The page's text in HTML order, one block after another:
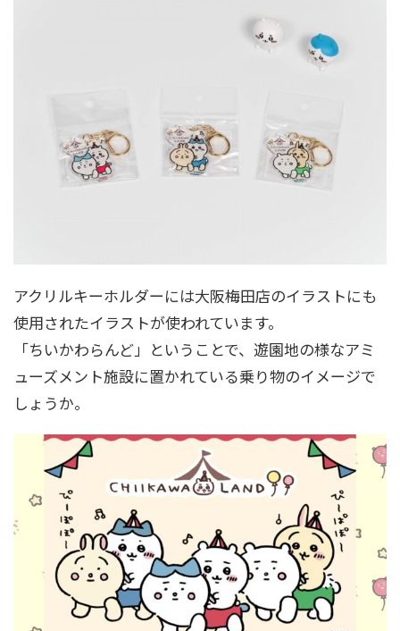
アクリルキーホルダーには大阪梅田店のイラストにも
使用されたイラストが使われています。
「ちいかわらんど」ということで、遊園地の様なアミ
ューズメント施設に置かれている乗り物のイメージで
しょうか。